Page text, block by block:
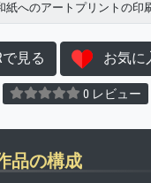
紙へのアートプリントの印
見る お気に
0 レビュー
品の構成